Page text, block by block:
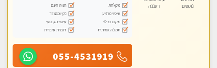
נוספים
רעננה
מקלחת
חניה חינם
עיסוי מרגיע
נקי ומסודר
מקום פרטי
עיסוי מקצועי
תמונה אמיתית
דוברת עיברית
055-4531919